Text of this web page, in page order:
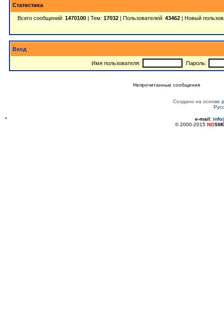
Статистика
Всего сообщений: 1470100 | Тем: 17032 | Пользователей: 43462 | Новый
Вход
Имя пользователя: Пароль:
Непрочитанные сообщения
Создано на основе
* e-mail:
© 2000-2015 NO